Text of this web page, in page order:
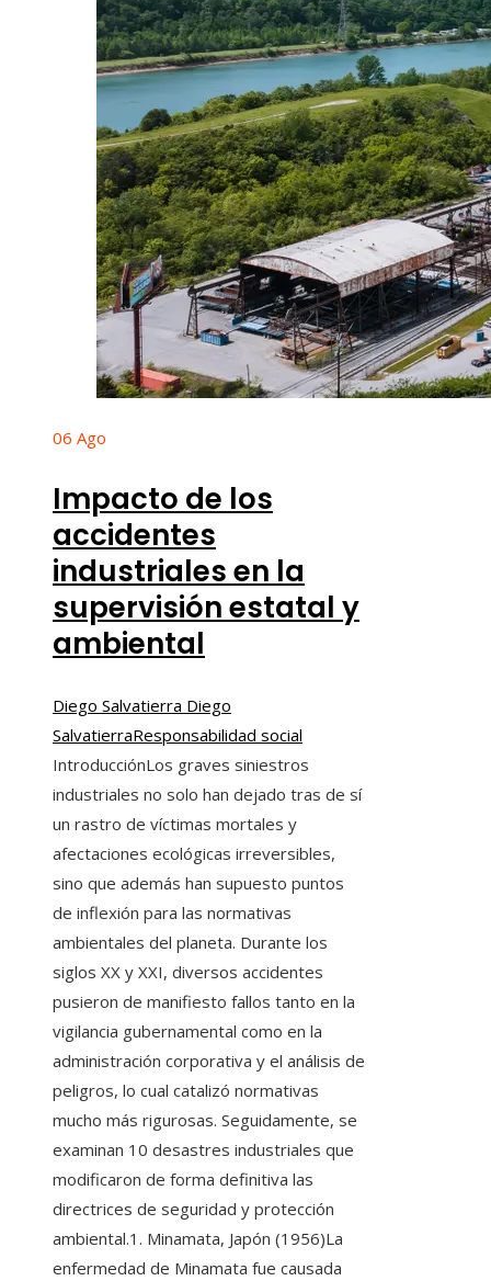
06 Ago
Impacto de los
accidentes
industriales en la
supervisión estatal y
ambiental
Diego Salvatierra Diego
SalvatierraResponsabilidad social
IntroducciónLos graves siniestros
industriales no solo han dejado tras de sí
un rastro de víctimas mortales y
afectaciones ecológicas irreversibles,
sino que además han supuesto puntos
de inflexión para las normativas
ambientales del planeta. Durante los
siglos XX y XXI, diversos accidentes
pusieron de manifiesto fallos tanto en la
vigilancia gubernamental como en la
administración corporativa y el análisis de
peligros, lo cual catalizó normativas
mucho más rigurosas. Seguidamente, se
examinan 10 desastres industriales que
modificaron de forma definitiva las
directrices de seguridad y protección
ambiental.1. Minamata, Japón (1956)La
enfermedad de Minamata fue causada